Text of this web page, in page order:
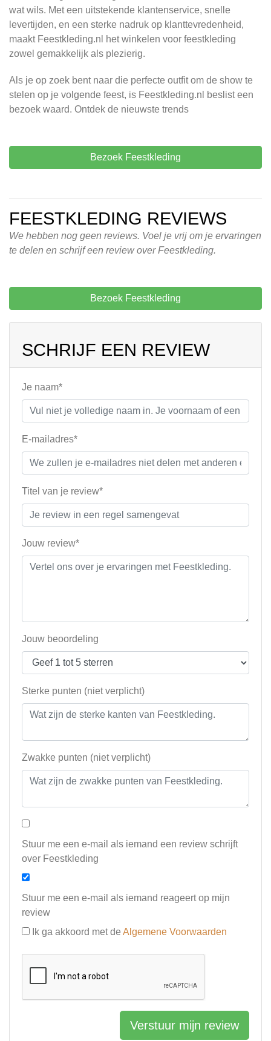
wat wils. Met een uitstekende klantenservice, snelle
levertijden, en een sterke nadruk op klanttevredenheid,
maakt Feestkleding.nl het winkelen voor feestkleding
zowel gemakkelijk als plezierig.
Als je op zoek bent naar die perfecte outfit om de show te
stelen op je volgende feest, is Feestkleding.nl beslist een
bezoek waard. Ontdek de nieuwste trends
Bezoek Feestkleding
FEESTKLEDING REVIEWS
We hebben nog geen reviews. Voel je vrij om je ervaringen
te delen en schrijf een review over Feestkleding.
Bezoek Feestkleding
SCHRIJF EEN REVIEW
Je naam*
E-mailadres*
Titel van je review*
Jouw review*
Jouw beoordeling
Sterke punten (niet verplicht)
Zwakke punten (niet verplicht)
Stuur me een e-mail als iemand een review schrijft
over Feestkleding
Stuur me een e-mail als iemand reageert op mijn
review
Ik ga akkoord met de Algemene Voorwaarden
Verstuur mijn review